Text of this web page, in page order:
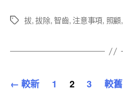
標
拔,拔除,智齒, 注意事項, 照顧,
文
← 較新 1 2 3 較舊